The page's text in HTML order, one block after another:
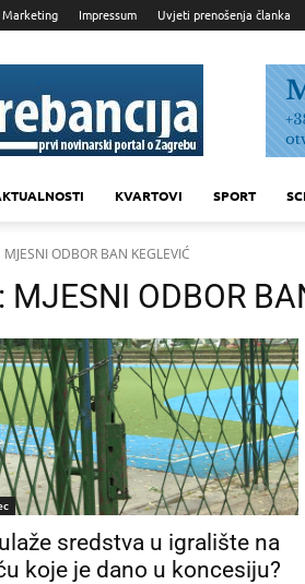
Marketing Impressum Uvjeti prenošenja članka
Zagrebancija
KVARTOVI SPORT
MJESNI ODBOR BAN KEGLEVIĆ
MJESNI ODBOR
sredstva u igralište na
koje je dano u koncesiju?